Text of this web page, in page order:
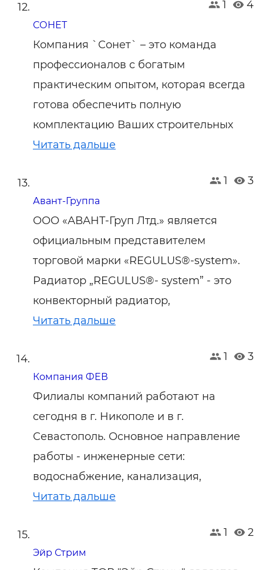
1 4
СОНЕТ
Компания `Сонет` – это команда
профессионалов с богатым
практическим опытом, которая всегда
готова обеспечить полную
комплектацию Ваших строительных
Читать дальше
1 3
Авант-Группа
ООО «АВАНТ-Груп Лтд.» является
официальным представителем
торговой марки «REGULUS®-system».
Радиатор „REGULUS®- system” - это
конвекторный радиатор,
Читать дальше
1 3
Компания ФЕВ
Филиалы компаний работают на
сегодня в г. Никополе и в г.
Севастополь. Основное направление
работы - инженерные сети:
водоснабжение, канализация,
Читать дальше
1 2
Эйр Стрим